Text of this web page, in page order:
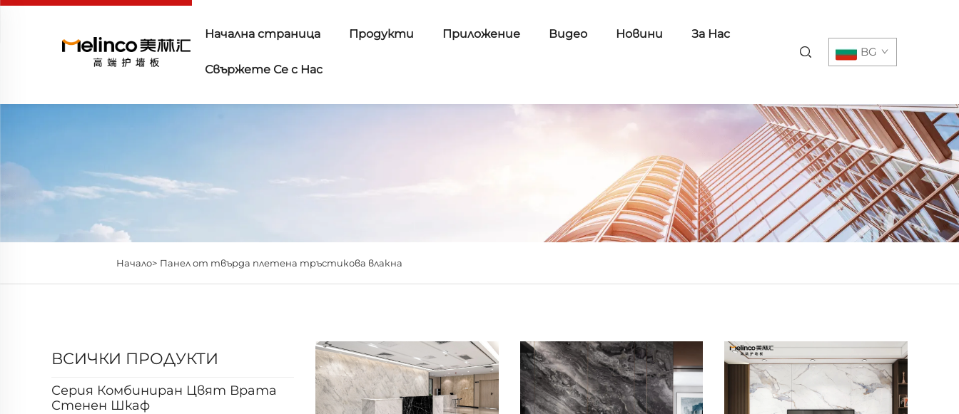
Начална страница Продукти Приложение Видео Новини За Нас
Свържете Се с Нас
BG
Начало> Панел от твърда плетена тръстикова влакна
ВСИЧКИ ПРОДУКТИ
Серия Комбиниран Цвят Врата
Стенен Шкаф